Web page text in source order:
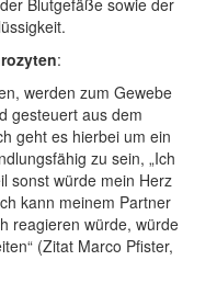
Blutgefäße sowie der
:
werden zum Gewebe
gesteuert aus dem
geht es hierbei um ein
zu sein, „Ich
sonst würde mein Herz
kann meinem Partner
reagieren würde, würde
(Zitat Marco Pfister,